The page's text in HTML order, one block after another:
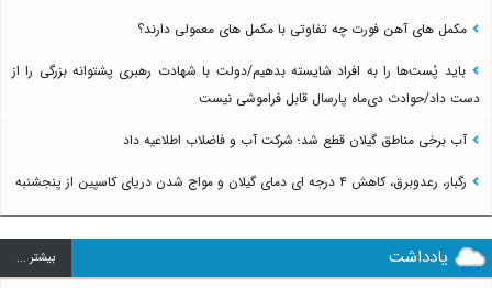
مکمل های آهن فورت چه تفاوتی با مکمل های معمولی دارند؟
باید پُست‌ها را به افراد شایسته بدهیم/دولت با شهادت رهبری پشتوانه بزرگی را از
دست داد/حوادث دی‌ماه پارسال قابل فراموشی نیست
آب برخی مناطق گیلان قطع شد؛ شرکت آب و فاضلاب اطلاعیه داد
رگبار، رعدوبرق، کاهش ۴ درجه ای دمای گیلان و مواج شدن دریای کاسپین از پنجشنبه
یادداشت بيشتر ...